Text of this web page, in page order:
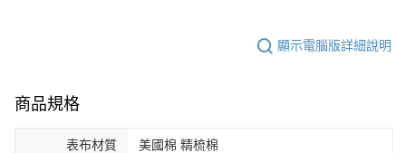
顯示電腦版詳細說明
商品規格
表布材質 美國棉 精梳棉